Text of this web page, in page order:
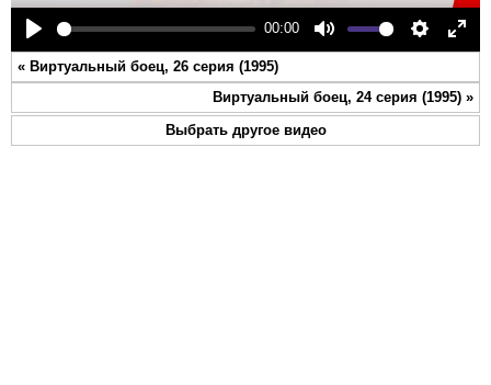
Play
00:00
Mute Settings
« Виртуальный боец, 26 серия (1995)
Виртуальный боец, 24 серия (1995) »
Выбрать другое видео